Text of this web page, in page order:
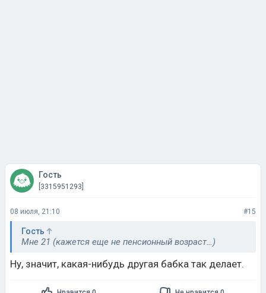
Гость
[3315951293]
08 июля, 21:10 #15
Гость
Мне 21 (кажется еще не пенсионный возраст…)
Ну, значит, какая-нибудь другая бабка так делает.